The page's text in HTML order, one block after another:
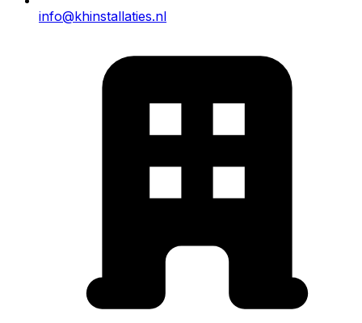
info@khinstallaties.nl